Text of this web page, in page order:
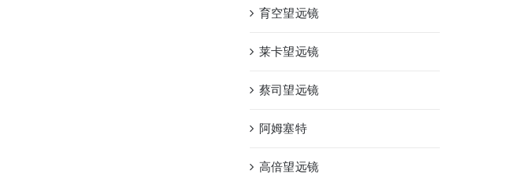
育空望远镜
莱卡望远镜
蔡司望远镜
阿姆塞特
高倍望远镜